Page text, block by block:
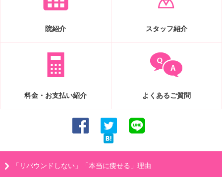
院紹介 スタッフ紹介
料金・お支払い紹介 よくあるご質問
「リバウンドしない」「本当に痩せる」理由